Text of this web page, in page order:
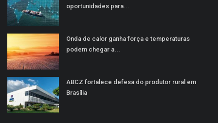
oportunidades para...
Onda de calor ganha força e temperaturas
podem chegar a...
ABCZ fortalece defesa do produtor rural em
Brasília